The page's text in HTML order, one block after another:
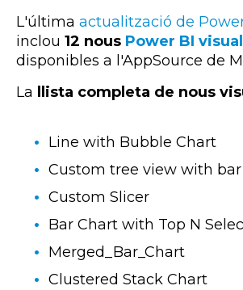
L'última actualització de
inclou 12 nous Power BI
disponibles a l'AppSource de
La
llista completa de nous
Line with Bubble Chart
Custom tree view with
Custom Slicer
Bar Chart with Top N
Merged_Bar_Chart
Clustered Stack Chart